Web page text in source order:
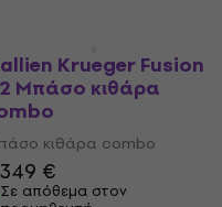
Krueger Fusion
Μπάσο κιθάρα
κιθάρα combo
€
Σε απόθεμα στον